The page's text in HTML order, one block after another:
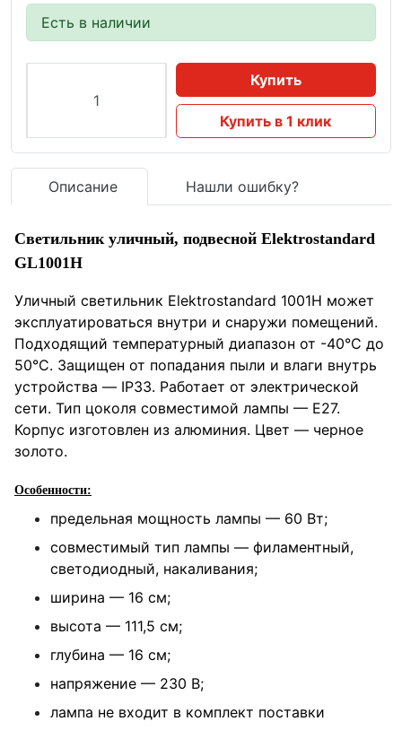
Есть в наличии
Купить
Купить в 1 клик
Описание Нашли ошибку?
Светильник уличный, подвесной Elektrostandard
GL1001H
Уличный светильник Elektrostandard 1001Н может
эксплуатироваться внутри и снаружи помещений.
Подходящий температурный диапазон от -40°C до
50°C. Защищен от попадания пыли и влаги внутрь
устройства — IP33. Работает от электрической
сети. Тип цоколя совместимой лампы — Е27.
Корпус изготовлен из алюминия. Цвет — черное
золото.
Особенности:
предельная мощность лампы — 60 Вт;
совместимый тип лампы — филаментный,
светодиодный, накаливания;
ширина — 16 см;
высота — 111,5 см;
глубина — 16 см;
напряжение — 230 В;
лампа не входит в комплект поставки